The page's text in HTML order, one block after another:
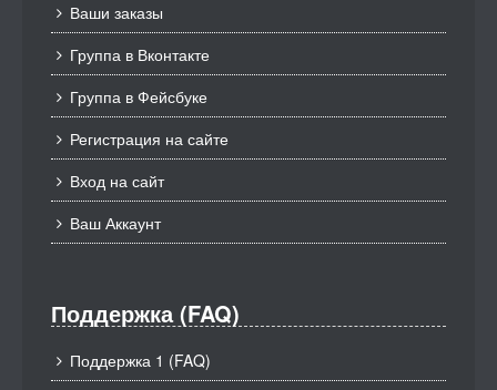
Ваши заказы
Группа в Вконтакте
Группа в Фейсбуке
Регистрация на сайте
Вход на сайт
Ваш Аккаунт
Поддержка (FAQ)
Поддержка 1 (FAQ)